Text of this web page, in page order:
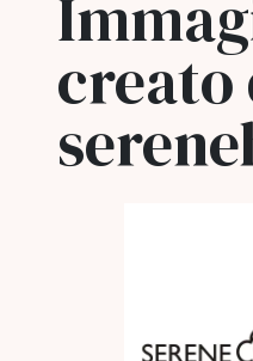
creato